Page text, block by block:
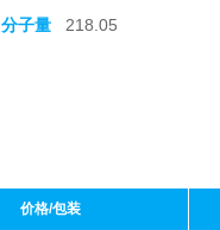
分子量
218.05
价格/包装